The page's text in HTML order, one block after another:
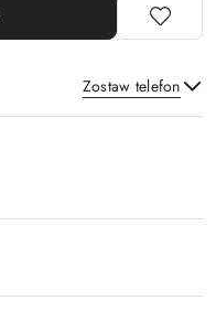
Zostaw telefon